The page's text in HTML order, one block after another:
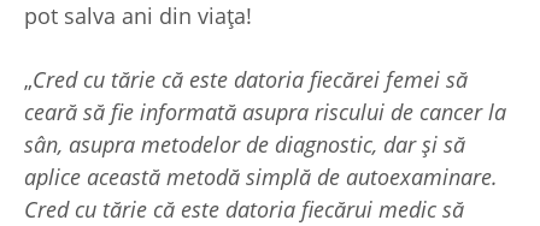
pot salva ani din viața!
„Cred cu tărie că este datoria fiecărei femei să
ceară să fie informată asupra riscului de cancer la
sân, asupra metodelor de diagnostic, dar și să
aplice această metodă simplă de autoexaminare.
Cred cu tărie că este datoria fiecărui medic să